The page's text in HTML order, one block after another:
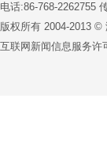
电话:86-768-2262755
版权所有 2004-2013 ©
互联网新闻信息服务许